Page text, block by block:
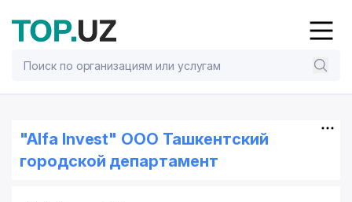
"Alfa Invest" ООО Ташкентский
городской департамент